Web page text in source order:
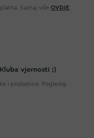
Saznaj više OVDJE
vjernosti :)
i poslastice. Pogledaj